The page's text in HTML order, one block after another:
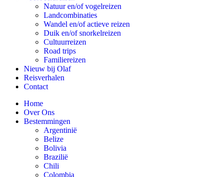
Natuur en/of vogelreizen
Landcombinaties
Wandel en/of actieve reizen
Duik en/of snorkelreizen
Cultuurreizen
Road trips
Familiereizen
Nieuw bij Olaf
Reisverhalen
Contact
Home
Over Ons
Bestemmingen
Argentinië
Belize
Bolivia
Brazilië
Chili
Colombia